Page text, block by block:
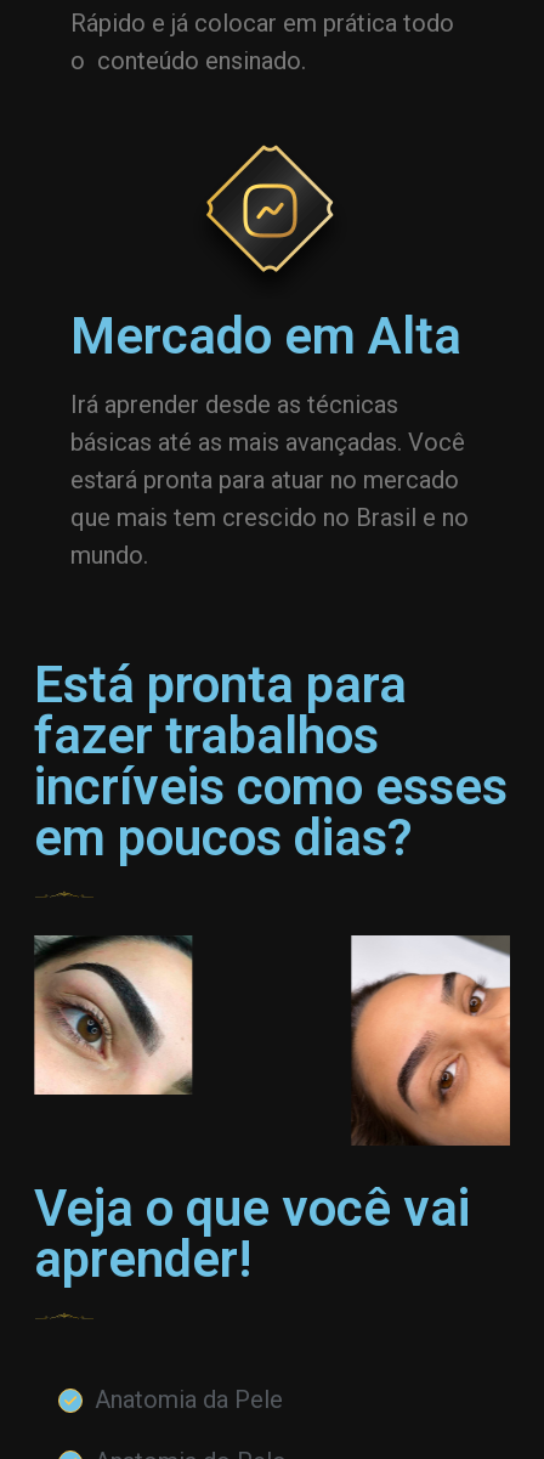
Rápido e já colocar em prática todo
o conteúdo ensinado.
Mercado em Alta
Irá aprender desde as técnicas
básicas até as mais avançadas. Você
estará pronta para atuar no mercado
que mais tem crescido no Brasil e no
mundo.
Está pronta para
fazer trabalhos
incríveis como esses
em poucos dias?
Veja o que você vai
aprender!
Anatomia da Pele